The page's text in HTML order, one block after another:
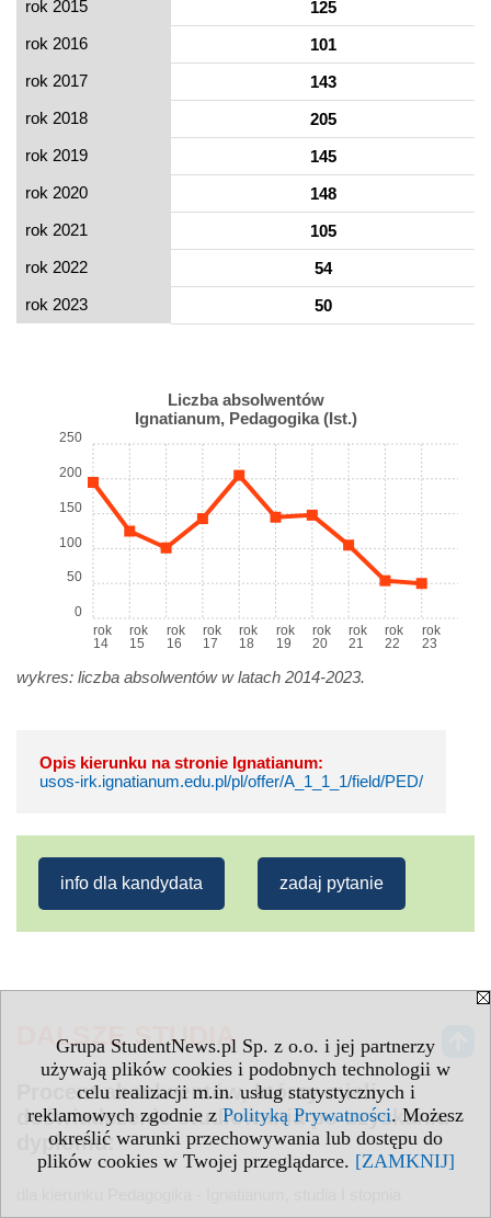
Grupa StudentNews.pl Sp. z o.o. i jej partnerzy
używają plików cookies i podobnych technologii w
celu realizacji m.in. usług statystycznych i
reklamowych zgodnie z Polityką Prywatności. Możesz
określić warunki przechowywania lub dostępu do
plików cookies w Twojej przeglądarce. [ZAMKNIJ]
rok 2015
125
rok 2016
101
rok 2017
143
rok 2018
205
rok 2019
145
rok 2020
148
rok 2021
105
rok 2022
54
rok 2023
50
Liczba absolwentów
Ignatianum, Pedagogika (Ist.)
rok
14
rok
15
rok
16
rok
17
rok
18
rok
19
rok
20
rok
21
rok
22
rok
23
0
50
100
150
200
250
wykres: liczba absolwentów w latach 2014-2023.
Opis kierunku na stronie Ignatianum:
usos-irk.ignatianum.edu.pl/pl/offer/A_1_1_1/field/PED/
info dla kandydata zadaj pytanie
DALSZE STUDIA
Procent absolwentów, którzy mieli
doświadczenie studiowania po uzyskaniu
dyplomu: